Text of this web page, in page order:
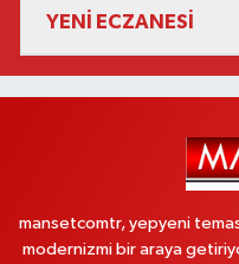
YENİ ECZANESİ
mansetcomtr, yepyeni
modernizmi bir araya